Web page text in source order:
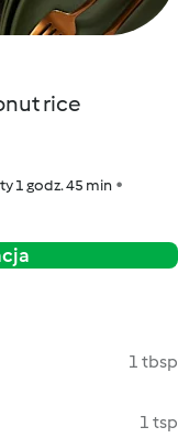
rice
1 godz. 45 min
1 tbsp
1 tsp